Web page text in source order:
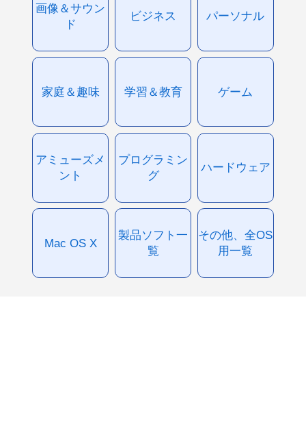
画像＆サウン
ド
ビジネス パーソナル
家庭＆趣味 学習＆教育 ゲーム
アミューズメ
ント
プログラミン
グ
ハードウェア
Mac OS X
製品ソフト一
覧
その他、全OS
用一覧